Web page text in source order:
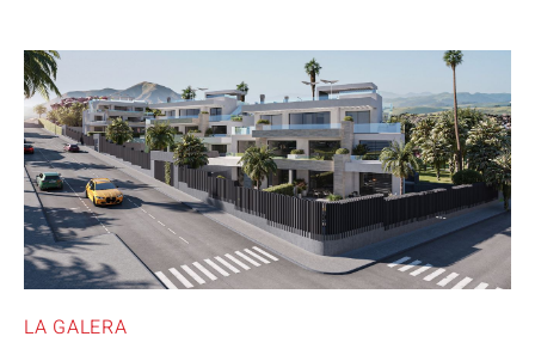
LA GALERA